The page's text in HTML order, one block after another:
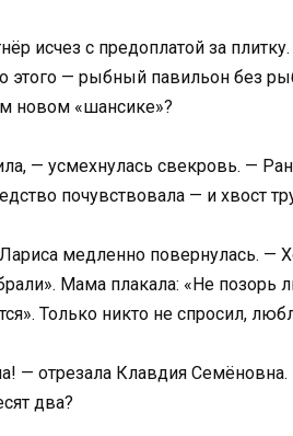
исчез с предоплатой за
этого — рыбный павильон без
новом «шансике»?
— усмехнулась свекровь. —
почувствовала — и хвост
медленно повернулась. —
Мама плакала: «Не
Только никто не спросил,
— отрезала Клавдия
два?